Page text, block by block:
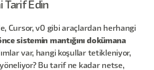
Tarif Edin
Cursor, v0 gibi araçlardan herhangi
sistemin mantığını dokümana
var, hangi koşullar tetikleniyor,
yöneliyor? Bu tarif ne kadar netse,